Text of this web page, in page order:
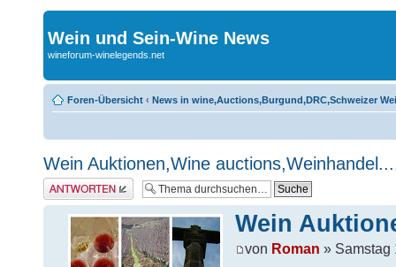
Wein und Sein-Wine News
wineforum-winelegends.net
Foren-Übersicht ‹ News in wine,Auctions,Burgund,DRC,Schweizer
Wein Auktionen,Wine
Antwort erstellen
Wein
von Roman » Samstag